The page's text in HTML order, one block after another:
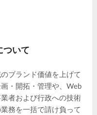
ついて
ブランド価値を上げて
・開拓・管理や、Web
者および行政への技術
務を一括で請け負って